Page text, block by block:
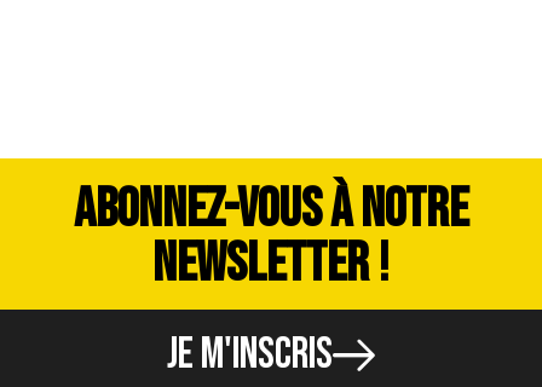
ABONNEZ-VOUS À NOTRE
NEWSLETTER !
JE M'INSCRIS